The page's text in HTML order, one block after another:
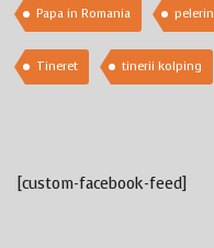
Papa in Romania pelerin
Tineret tinerii kolping
[custom-facebook-feed]